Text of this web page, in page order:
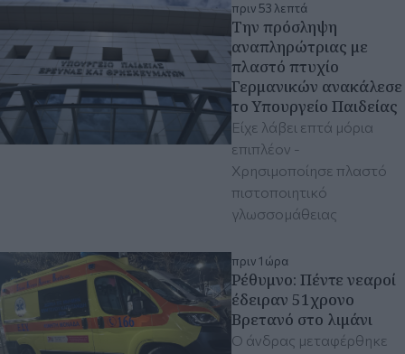
πριν 53 λεπτά
Tην πρόσληψη
αναπληρώτριας με
πλαστό πτυχίο
Γερμανικών ανακάλεσε
το Υπουργείο Παιδείας
Είχε λάβει επτά μόρια
επιπλέον -
Χρησιμοποίησε πλαστό
πιστοποιητικό
γλωσσομάθειας
πριν 1 ώρα
Ρέθυμνο: Πέντε νεαροί
έδειραν 51χρονο
Βρετανό στο λιμάνι
Ο άνδρας μεταφέρθηκε